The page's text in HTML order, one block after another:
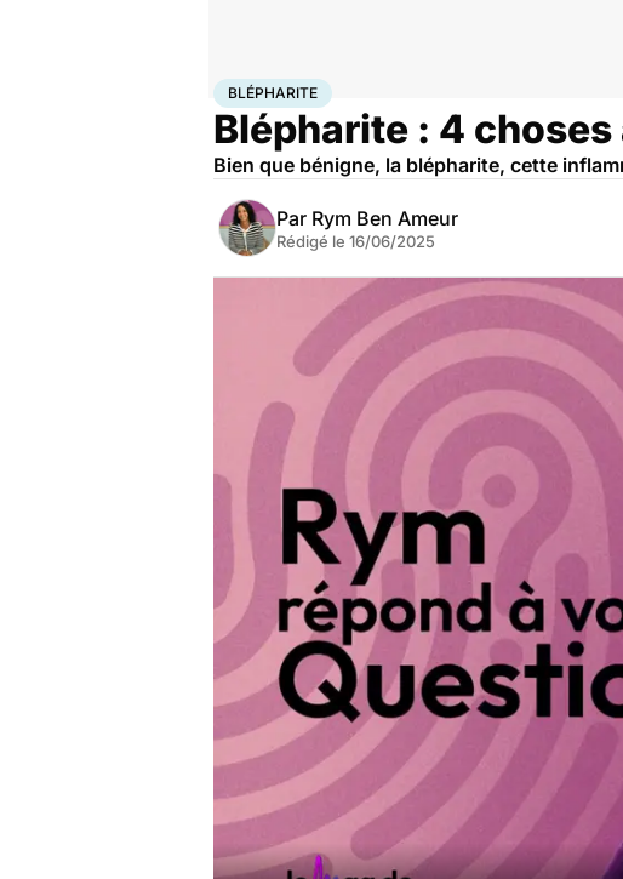
AccueilSantéBlépharite
BLÉPHARITE
Blépharite : 4
Bien que bénigne, la blépharite, cette
Par Rym Ben Ameur
Rédigé le 16/06/2025